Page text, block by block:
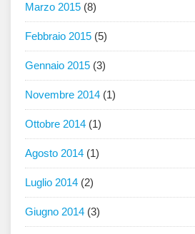
Marzo 2015 (8)
Febbraio 2015 (5)
Gennaio 2015 (3)
Novembre 2014 (1)
Ottobre 2014 (1)
Agosto 2014 (1)
Luglio 2014 (2)
Giugno 2014 (3)